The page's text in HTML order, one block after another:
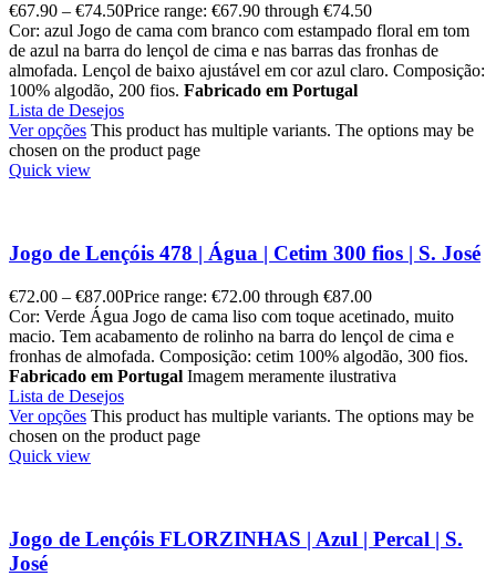
€67.90 – €74.50Price range: €67.90 through €74.50
Cor: azul Jogo de cama com branco com estampado floral em tom
de azul na barra do lençol de cima e nas barras das fronhas de
almofada. Lençol de baixo ajustável em cor azul claro. Composição:
100% algodão, 200 fios. Fabricado em Portugal
Lista de Desejos
Ver opções This product has multiple variants. The options may be
chosen on the product page
Quick view
Jogo de Lençóis 478 | Água | Cetim 300 fios | S. José
€72.00 – €87.00Price range: €72.00 through €87.00
Cor: Verde Água Jogo de cama liso com toque acetinado, muito
macio. Tem acabamento de rolinho na barra do lençol de cima e
fronhas de almofada. Composição: cetim 100% algodão, 300 fios.
Fabricado em Portugal Imagem meramente ilustrativa
Lista de Desejos
Ver opções This product has multiple variants. The options may be
chosen on the product page
Quick view
Jogo de Lençóis FLORZINHAS | Azul | Percal | S.
José